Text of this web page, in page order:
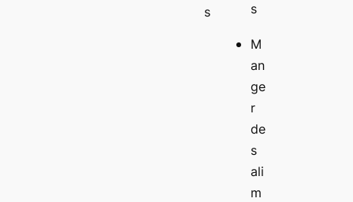
s
s
M
an
ge
r
de
s
ali
m